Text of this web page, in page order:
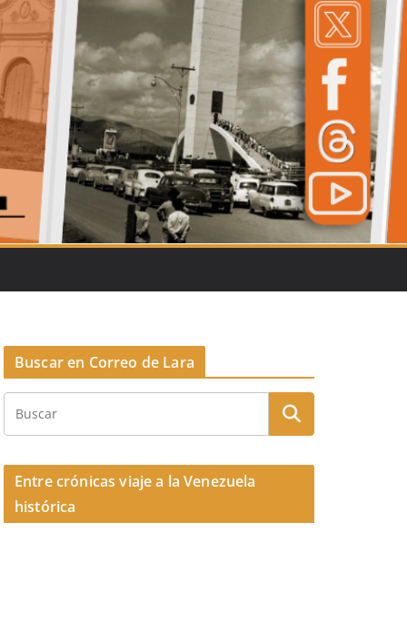
Buscar en Correo de Lara
Entre crónicas viaje a la Venezuela
histórica